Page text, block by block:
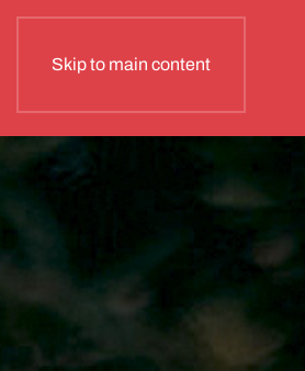
Skip to main content